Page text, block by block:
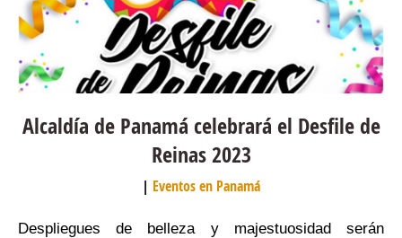
Alcaldía de Panamá celebrará el Desfile de
Reinas 2023
Eventos en Panamá
Despliegues de belleza y majestuosidad serán